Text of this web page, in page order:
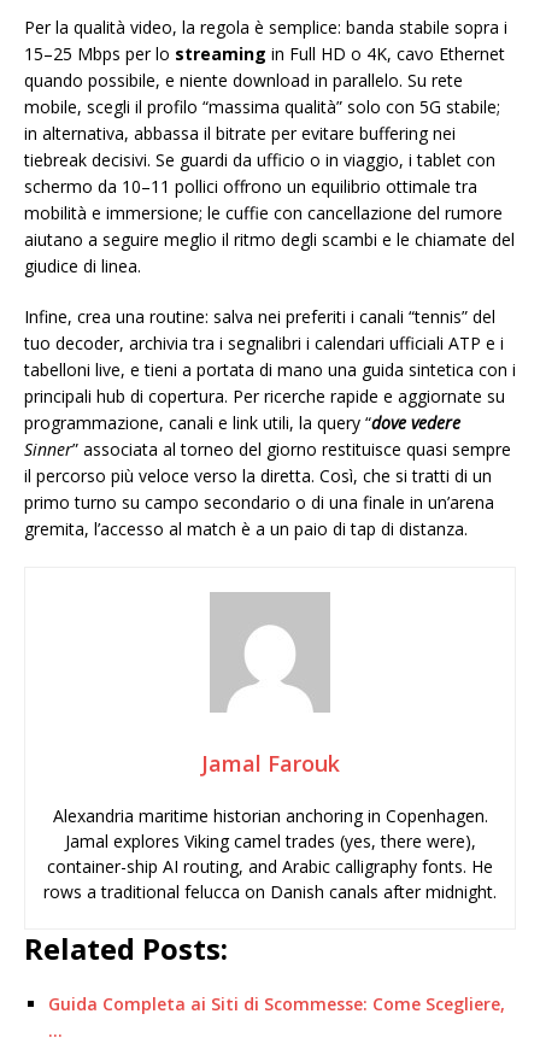
Per la qualità video, la regola è semplice: banda stabile sopra i
15–25 Mbps per lo streaming in Full HD o 4K, cavo Ethernet
quando possibile, e niente download in parallelo. Su rete
mobile, scegli il profilo “massima qualità” solo con 5G stabile;
in alternativa, abbassa il bitrate per evitare buffering nei
tiebreak decisivi. Se guardi da ufficio o in viaggio, i tablet con
schermo da 10–11 pollici offrono un equilibrio ottimale tra
mobilità e immersione; le cuffie con cancellazione del rumore
aiutano a seguire meglio il ritmo degli scambi e le chiamate del
giudice di linea.
Infine, crea una routine: salva nei preferiti i canali “tennis” del
tuo decoder, archivia tra i segnalibri i calendari ufficiali ATP e i
tabelloni live, e tieni a portata di mano una guida sintetica con i
principali hub di copertura. Per ricerche rapide e aggiornate su
programmazione, canali e link utili, la query “dove vedere
Sinner” associata al torneo del giorno restituisce quasi sempre
il percorso più veloce verso la diretta. Così, che si tratti di un
primo turno su campo secondario o di una finale in un’arena
gremita, l’accesso al match è a un paio di tap di distanza.
Jamal Farouk
Alexandria maritime historian anchoring in Copenhagen.
Jamal explores Viking camel trades (yes, there were),
container-ship AI routing, and Arabic calligraphy fonts. He
rows a traditional felucca on Danish canals after midnight.
Related Posts:
Guida Completa ai Siti di Scommesse: Come Scegliere,
…